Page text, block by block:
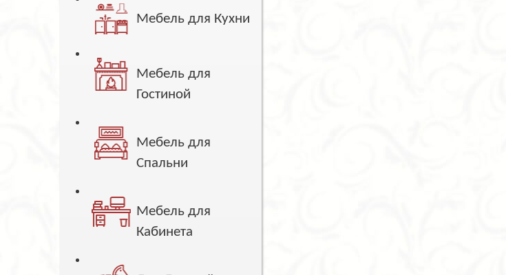
Мебель для Кухни
Мебель для
Гостиной
Мебель для
Спальни
Мебель для
Кабинета